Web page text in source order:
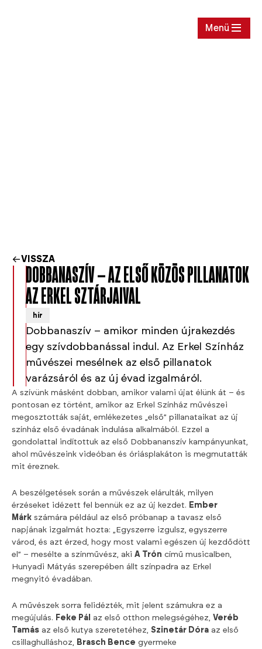
Menü
VISSZA
DOBBANASZÍV – AZ ELSŐ KÖZÖS PILLANATOK
AZ ERKEL SZTÁRJAIVAL
hír
Dobbanaszív – amikor minden újrakezdés
egy szívdobbanással indul. Az Erkel Színház
művészei mesélnek az első pillanatok
varázsáról és az új évad izgalmáról.
A szívünk másként dobban, amikor valami újat élünk át – és
pontosan ez történt, amikor az Erkel Színház művészei
megosztották saját, emlékezetes „első” pillanataikat az új
színház első évadának indulása alkalmából. Ezzel a
gondolattal indítottuk az első Dobbananszív kampányunkat,
ahol művészeink videóban és óriásplakáton is megmutatták
mit éreznek.
A beszélgetések során a művészek elárulták, milyen
érzéseket idézett fel bennük ez az új kezdet. Ember
Márk számára például az első próbanap a tavasz első
napjának izgalmát hozta: „Egyszerre izgulsz, egyszerre
várod, és azt érzed, hogy most valami egészen új kezdődött
el” – mesélte a színművész, aki A Trón című musicalben,
Hunyadi Mátyás szerepében állt színpadra az Erkel
megnyitó évadában.
A művészek sorra felidézték, mit jelent számukra ez a
megújulás. Feke Pál az első otthon melegségéhez, Veréb
Tamás az első kutya szeretetéhez, Szinetár Dóra az első
csillaghulláshoz, Brasch Bence gyermeke